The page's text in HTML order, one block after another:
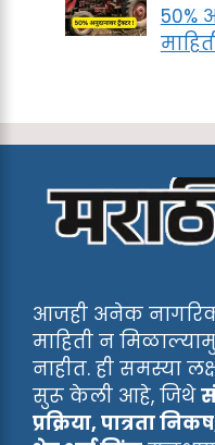
50%
आजही अनेक
माहिती न
नाहीत. ही समस्या
सुरू केली आहे, जिथे
प्रक्रिया, पात्रता